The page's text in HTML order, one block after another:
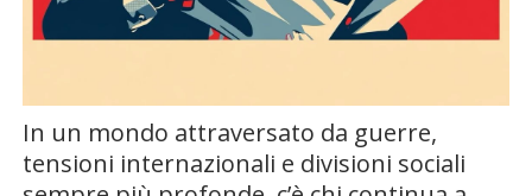
In un mondo attraversato da guerre,
tensioni internazionali e divisioni sociali